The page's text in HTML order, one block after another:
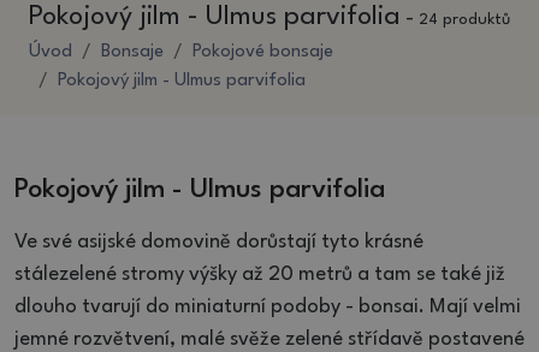
Pokojový jilm - Ulmus parvifolia - 24 produktů
Úvod Bonsaje
Pokojové bonsaje
Pokojový jilm - Ulmus parvifolia
Pokojový jilm - Ulmus parvifolia
Ve své asijské domovině dorůstají tyto krásné
stálezelené stromy výšky až 20 metrů a tam se také již
dlouho tvarují do miniaturní podoby - bonsai. Mají velmi
jemné rozvětvení, malé svěže zelené střídavě postavené